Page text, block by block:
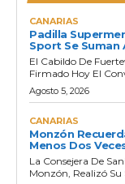
CANARIAS
Padilla
Sport Se Suman
El Cabildo De
Firmado Hoy El
Agosto 5, 2026
CANARIAS
Monzón
Menos Dos
La Consejera De
Monzón, Realizó Su